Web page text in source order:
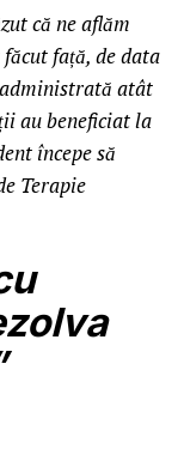
că ne aflăm
față, de data
atât
au beneficiat la
începe să
Terapie